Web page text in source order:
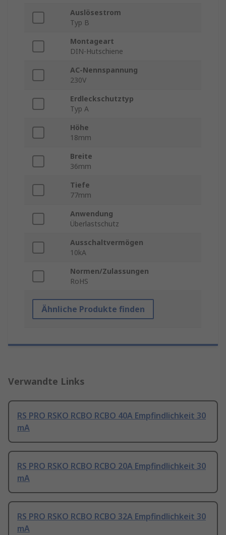
Auslösestrom
Typ B
Montageart
DIN-Hutschiene
AC-Nennspannung
230V
Erdleckschutztyp
Typ A
Höhe
18mm
Breite
36mm
Tiefe
77mm
Anwendung
Überlastschutz
Ausschaltvermögen
10kA
Normen/Zulassungen
RoHS
Ähnliche Produkte finden
Verwandte Links
RS PRO RSKO RCBO RCBO 40A Empfindlichkeit 30
mA
RS PRO RSKO RCBO RCBO 20A Empfindlichkeit 30
mA
RS PRO RSKO RCBO RCBO 32A Empfindlichkeit 30
mA